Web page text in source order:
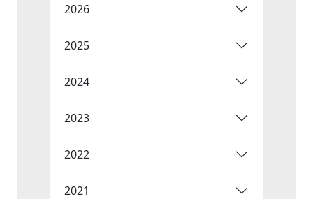
2026
2025
2024
2023
2022
2021